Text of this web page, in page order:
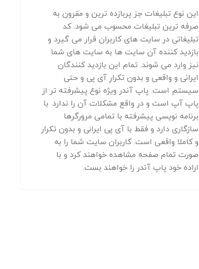
این نوع تبلیغات جز پربازده ترین و مقرون به
صرفه ترین تبلیغات محسوب می شود. کد
تبلیغاتی در سایت های کاربران قرار می گیرد و
بازدید کننده آن سایت ها به سایت های شما
نیز وارد می شوند. تمام این بازدید کنندگان
ایرانی و واقعی و بدون تکرارِ آی پی و حتی
سیستم است. پاپ آندر ویژه نوع پیشرفته تر از
پاپ آپ است و در واقع مشکلات آن را ندارد. با
برنامه نویسی پیشرفته با تمامی مرورگرها
سازگاری دارد و فقط با آی پی ایرانی و بدون تکرار
و کاملا واقعی است. کاربران سایت شما را به
صورت تمام صفحه مشاهده خواهند کرد و با
اراده خود پاپ آندر را خواهند بست.